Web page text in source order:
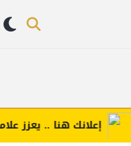
إعلانك هنا .. يعزز